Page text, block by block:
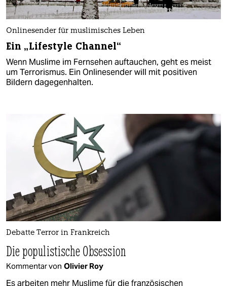
Onlinesender für muslimisches Leben
Ein „Lifestyle Channel“
Wenn Muslime im Fernsehen auftauchen, geht es meist
um Terrorismus. Ein Onlinesender will mit positiven
Bildern dagegenhalten.
Debatte Terror in Frankreich
Die populistische Obsession
Kommentar von Olivier Roy
Es arbeiten mehr Muslime für die französischen